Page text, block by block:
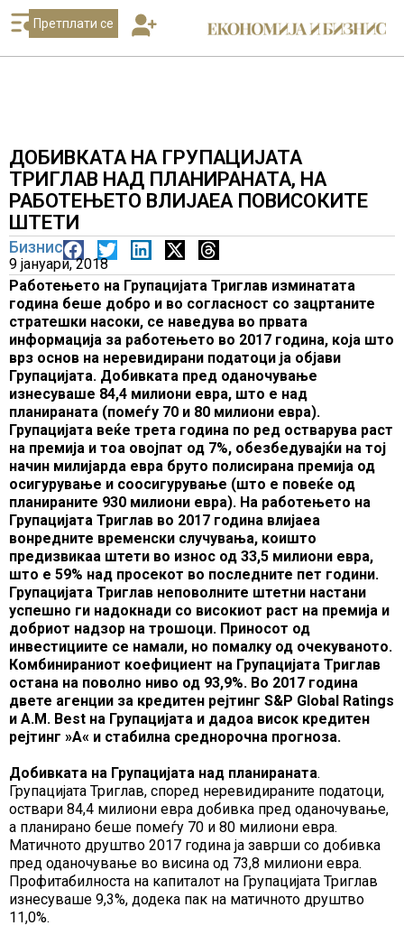
Претплати се
ДОБИВКАТА НА ГРУПАЦИЈАТА
ТРИГЛАВ НАД ПЛАНИРАНАТА, НА
РАБОТЕЊЕТО ВЛИЈАЕА ПОВИСОКИТЕ
ШТЕТИ
Бизнис
9 јануари, 2018
Работењето на Групацијата Триглав изминатата
година беше добро и во согласност со зацртаните
стратешки насоки, се наведува во првата
информација за работењето во 2017 година, која што
врз основ на неревидирани податоци ја објави
Групацијата. Добивката пред оданочување
изнесуваше 84,4 милиони евра, што е над
планираната (помеѓу 70 и 80 милиони евра).
Групацијата веќе трета година по ред остварува раст
на премија и тоа овојпат од 7%, обезбедувајќи на тој
начин милијарда евра бруто полисирана премија од
осигурување и соосигурување (што е повеќе од
планираните 930 милиони евра). На работењето на
Групацијата Триглав во 2017 година влијаеа
вонредните временски случувања, коишто
предизвикаа штети во износ од 33,5 милиони евра,
што е 59% над просекот во последните пет години.
Групацијата Триглав неповолните штетни настани
успешно ги надокнади со високиот раст на премија и
добриот надзор на трошоци. Приносот од
инвестициите се намали, но помалку од очекуваното.
Комбинираниот коефициент на Групацијата Триглав
остана на поволно ниво од 93,9%. Во 2017 година
двете агенции за кредитен рејтинг S&P Global Ratings
и A.M. Best на Групацијата и дадоа висок кредитен
рејтинг »A« и стабилна среднорочна прогноза.
Добивката на Групацијата над планираната.
Групацијата Триглав, според неревидираните податоци,
оствари 84,4 милиони евра добивка пред оданочување,
а планирано беше помеѓу 70 и 80 милиони евра.
Матичното друштво 2017 година ја заврши со добивка
пред оданочување во висина од 73,8 милиони евра.
Профитабилноста на капиталот на Групацијата Триглав
изнесуваше 9,3%, додека пак на матичното друштво
11,0%.